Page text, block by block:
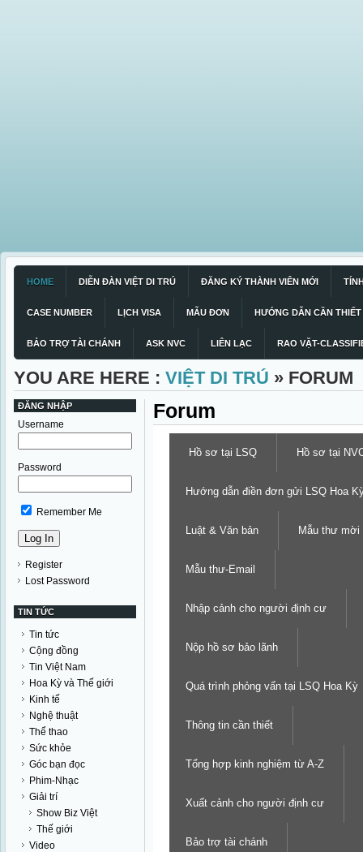
HOME DIỄN ĐÀN VIỆT DI TRÚ ĐĂNG KÝ THÀNH VIÊN MỚI
CASE NUMBER LỊCH VISA MẪU ĐƠN HƯỚNG DẪN CẦN THIẾT
BẢO TRỢ TÀI CHÁNH ASK NVC LIÊN LẠC RAO VẶT-
YOU ARE HERE : VIỆT DI TRÚ » FORUM
ĐĂNG NHẬP
Username
Password
Remember Me
Register
Lost Password
TIN TỨC
Tin tức
Cộng đồng
Tin Việt Nam
Hoa Kỳ và Thế giới
Kinh tế
Nghệ thuật
Thể thao
Sức khỏe
Góc bạn đọc
Phim-Nhạc
Giải trí
Show Biz Việt
Thế giới
Video
Forum
Hồ sơ tại LSQ Hồ sơ tại
Hướng dẫn điền đơn gửi LSQ Hoa
Luật & Văn bản Mẫu thư mời
Mẫu thư-Email
Nhập cảnh cho người định cư
Nộp hồ sơ bảo lãnh
Quá trình phỏng vấn tại LSQ Hoa Kỳ
Thông tin cần thiết
Tổng hợp kinh nghiệm từ A-Z
Xuất cảnh cho người định cư
Bảo trợ tài chánh